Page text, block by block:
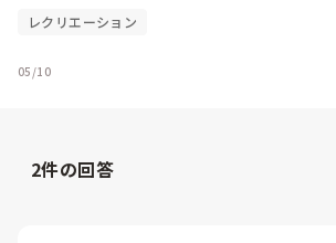
レクリエーション
05/10
2件の回答